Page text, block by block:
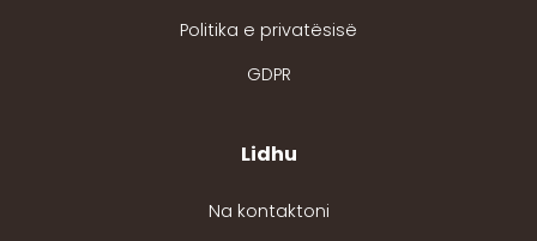
Politika e privatësisë
GDPR
Lidhu
Na kontaktoni